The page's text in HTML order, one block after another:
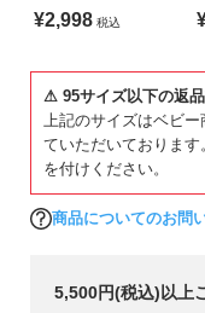
CHINA
洗濯方法
洗濯機洗い可(デリケ
不可 / 日陰つり干し/
ご注意事項
・ラメプリントの商
・摩擦や水、汗など
¥2,998 税込
⚠ 95サイズ以下の返
上記のサイズはベビ
ていただいておりま
を付けください。
商品についてのお問
5,500円(税込)以上